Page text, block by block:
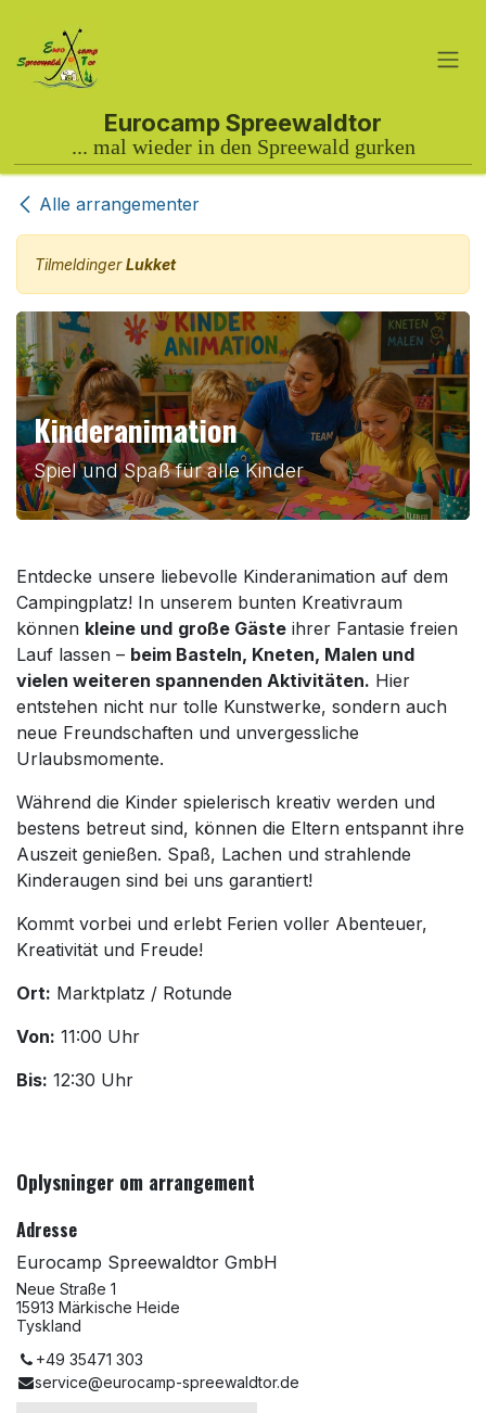
Alle arrangementer
TilmeldingerLukket
Kinderanimation
Spiel und Spaß für alle Kinder
Entdecke unsere liebevolle Kinderanimation auf dem
Campingplatz! In unserem bunten Kreativraum
können kleine und große Gäste ihrer Fantasie freien
Lauf lassen – beim Basteln, Kneten, Malen und
vielen weiteren spannenden Aktivitäten. Hier
entstehen nicht nur tolle Kunstwerke, sondern auch
neue Freundschaften und unvergessliche
Urlaubsmomente.
Während die Kinder spielerisch kreativ werden und
bestens betreut sind, können die Eltern entspannt ihre
Auszeit genießen. Spaß, Lachen und strahlende
Kinderaugen sind bei uns garantiert!
Kommt vorbei und erlebt Ferien voller Abenteuer,
Kreativität und Freude!
Ort: Marktplatz / Rotunde
Von: 11:00 Uhr
Bis: 12:30 Uhr
Oplysninger om arrangement
Adresse
Eurocamp Spreewaldtor GmbH
Neue Straße 1
15913 Märkische Heide
Tyskland
+49 35471 303
service@eurocamp-spreewaldtor.de